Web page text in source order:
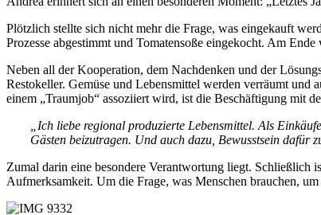
Plötzlich stellte sich nicht mehr die Frage, was eingekauft
Prozesse abgestimmt und Tomatensoße eingekocht. Am
Neben all der Kooperation, dem Nachdenken und der
Restokeller. Gemüse und Lebensmittel werden verräumt
einem „Traumjob“ assoziiert wird, ist die Beschäftigung mit
„Ich liebe regional produzierte Lebensmittel. Als
Gästen beizutragen. Und auch dazu, Bewusstsein dafür
Zumal darin eine besondere Verantwortung liegt. Schließlich
Aufmerksamkeit. Um die Frage, was Menschen brauchen,